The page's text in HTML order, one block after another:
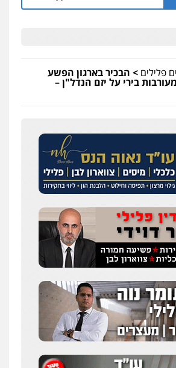
פלילים > הבכיר בארגון הפשע
בירי על יזם הנדל"ן –